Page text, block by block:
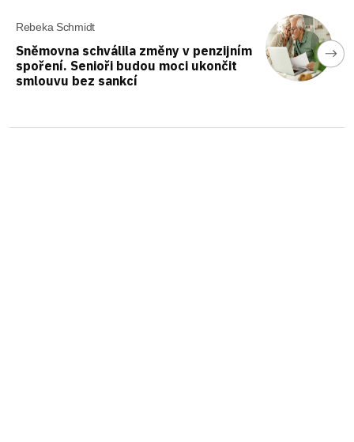
Rebeka Schmidt
Sněmovna schválila změny v penzijním
spoření. Senioři budou moci ukončit
smlouvu bez sankcí